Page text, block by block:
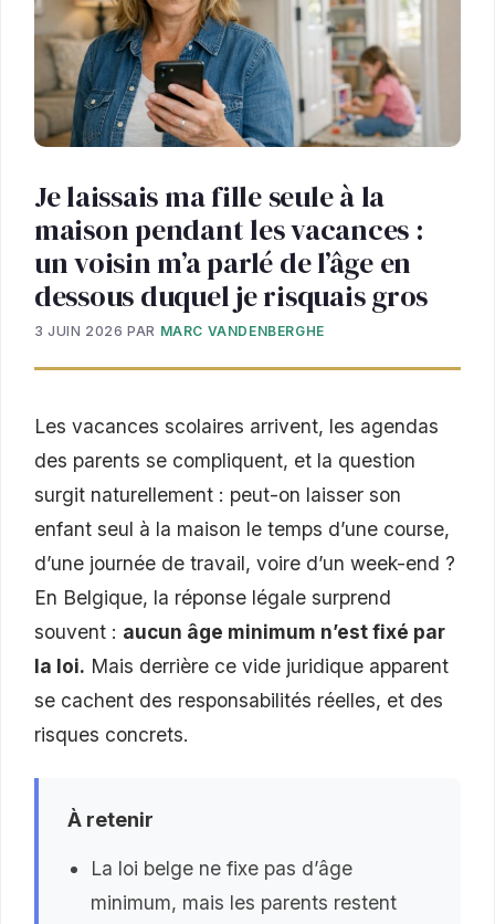
Je laissais ma fille seule à la
maison pendant les vacances :
un voisin m’a parlé de l’âge en
dessous duquel je risquais gros
3 JUIN 2026 PAR MARC VANDENBERGHE
Les vacances scolaires arrivent, les agendas
des parents se compliquent, et la question
surgit naturellement : peut-on laisser son
enfant seul à la maison le temps d’une course,
d’une journée de travail, voire d’un week-end ?
En Belgique, la réponse légale surprend
souvent : aucun âge minimum n’est fixé par
la loi. Mais derrière ce vide juridique apparent
se cachent des responsabilités réelles, et des
risques concrets.
À retenir
La loi belge ne fixe pas d’âge
minimum, mais les parents restent